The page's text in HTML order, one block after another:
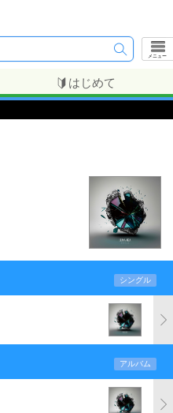
メニュー
はじめて
シングル
アルバム